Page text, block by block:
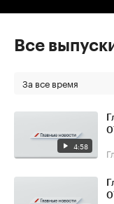
Все
За все время
4:58